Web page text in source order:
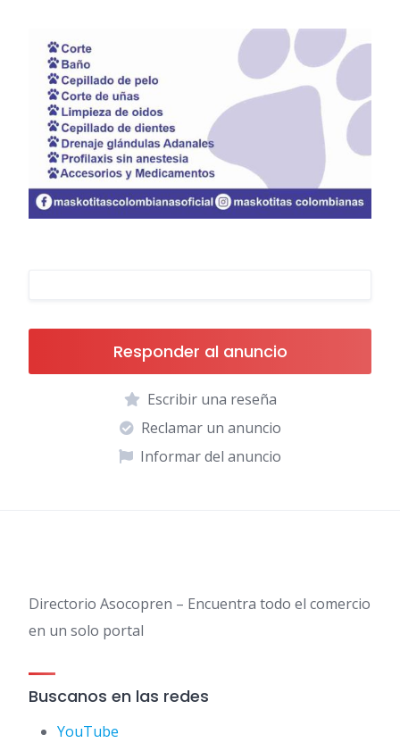
Responder al anuncio
Escribir una reseña
Reclamar un anuncio
Informar del anuncio
Directorio Asocopren – Encuentra todo el comercio
en un solo portal
Buscanos en las redes
YouTube